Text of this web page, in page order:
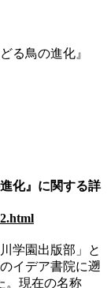
る鳥の進化』
化』に関する詳
学園出版部」と
イデア書院に遡
。現在の名称